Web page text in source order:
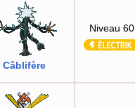
Câblifère
Niveau 60